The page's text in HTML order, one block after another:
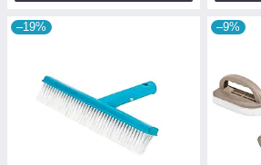
–19% –9%